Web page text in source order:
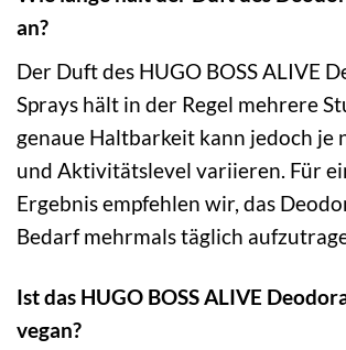
an?
Der Duft des HUGO BOSS ALIVE
Sprays hält in der Regel mehrere
genaue Haltbarkeit kann jedoch je
und Aktivitätslevel variieren. Für
Ergebnis empfehlen wir, das
Bedarf mehrmals täglich
Ist das HUGO BOSS ALIVE
vegan?